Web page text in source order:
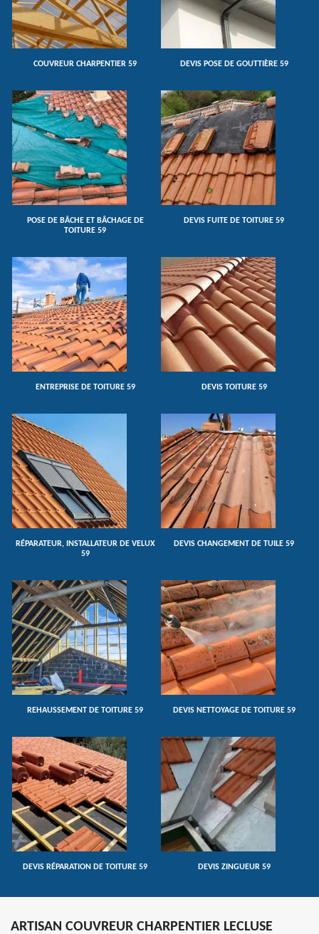
COUVREUR CHARPENTIER 59 DEVIS POSE DE GOUTTIÈRE 59
POSE DE BÂCHE ET BÂCHAGE DE
TOITURE 59
DEVIS FUITE DE TOITURE 59
ENTREPRISE DE TOITURE 59 DEVIS TOITURE 59
RÉPARATEUR, INSTALLATEUR DE VELUX
59
DEVIS CHANGEMENT DE TUILE 59
REHAUSSEMENT DE TOITURE 59 DEVIS NETTOYAGE DE TOITURE 59
DEVIS RÉPARATION DE TOITURE 59 DEVIS ZINGUEUR 59
ARTISAN COUVREUR CHARPENTIER LECLUSE